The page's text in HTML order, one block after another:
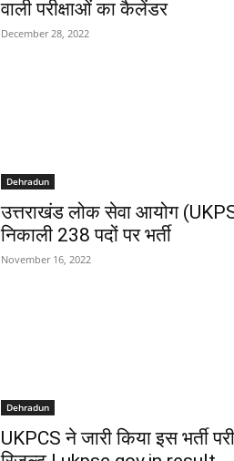
वाली परीक्षाओं का कैलेंडर
December 28, 2022
Dehradun
उत्तराखंड लोक सेवा आयोग
निकाली 238 पदों पर भर्ती
November 16, 2022
Dehradun
UKPCS ने जारी किया इस भर्ती